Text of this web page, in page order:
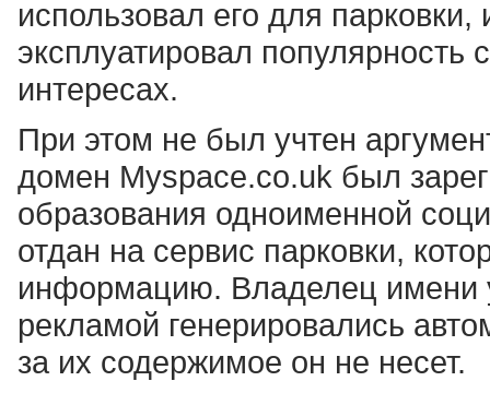
использовал его для
эксплуатировал популярность
интересах.
При этом не был учтен
домен Myspace.co.uk был
образования одноименной
отдан на сервис парковки,
информацию. Владелец имени
рекламой генерировались
за их содержимое он не несет.